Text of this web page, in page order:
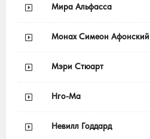
Мира Альфасса
Монах Симеон Афонский
Мэри Стюарт
Нго-Ма
Невилл Годдард